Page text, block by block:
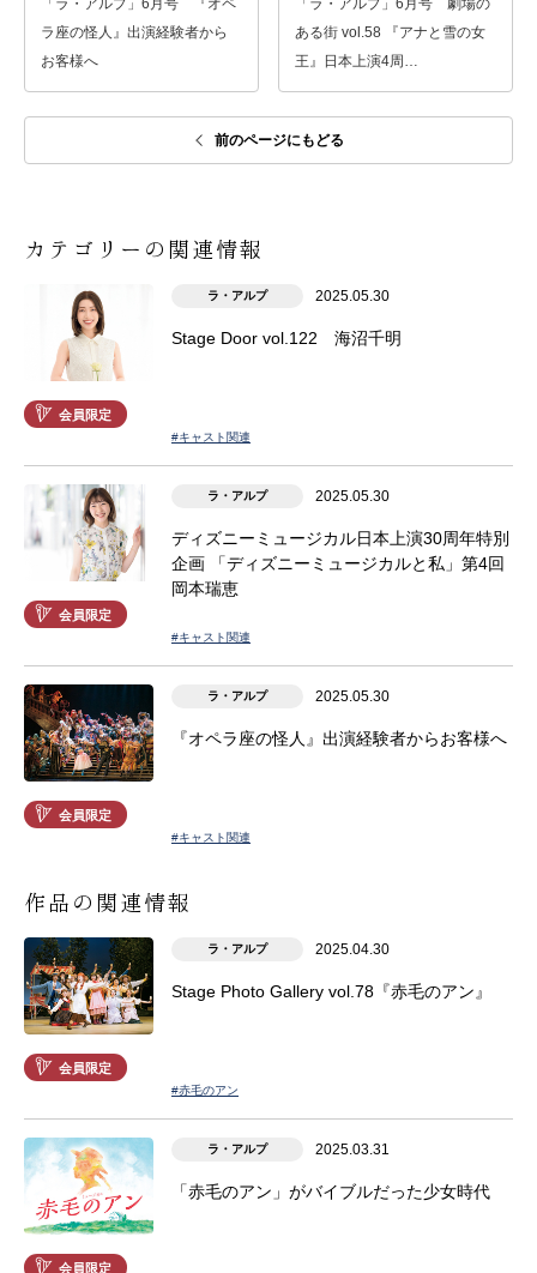
「ラ・アルプ」6月号 『オペ
ラ座の怪人』出演経験者から
お客様へ
「ラ・アルプ」6月号 劇場の
ある街 vol.58 『アナと雪の女
王』日本上演4周…
前のページにもどる
カテゴリーの関連情報
会員限定
ラ・アルプ 2025.05.30
Stage Door vol.122 海沼千明
#キャスト関連
会員限定
ラ・アルプ 2025.05.30
ディズニーミュージカル日本上演30周年特別
企画 「ディズニーミュージカルと私」第4回
岡本瑞恵
#キャスト関連
会員限定
ラ・アルプ 2025.05.30
『オペラ座の怪人』出演経験者からお客様へ
#キャスト関連
作品の関連情報
会員限定
ラ・アルプ 2025.04.30
Stage Photo Gallery vol.78『赤毛のアン』
#赤毛のアン
会員限定
ラ・アルプ 2025.03.31
「赤毛のアン」がバイブルだった少女時代